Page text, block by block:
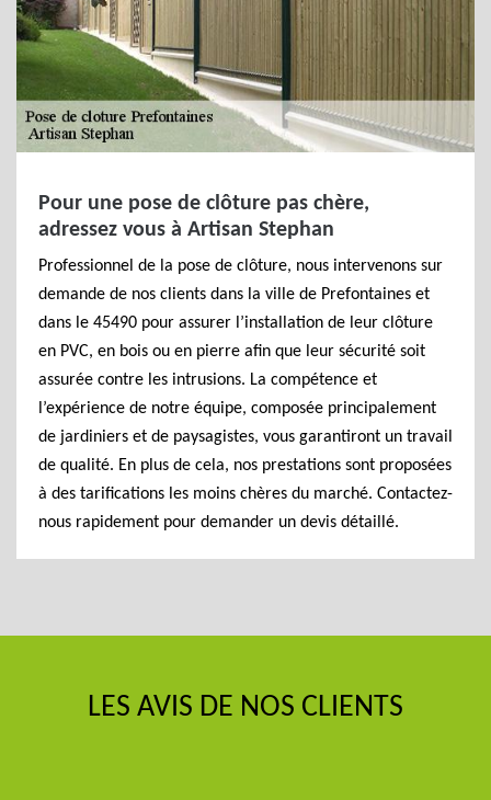
Pour une pose de clôture pas chère,
adressez vous à Artisan Stephan
Professionnel de la pose de clôture, nous intervenons sur
demande de nos clients dans la ville de Prefontaines et
dans le 45490 pour assurer l’installation de leur clôture
en PVC, en bois ou en pierre afin que leur sécurité soit
assurée contre les intrusions. La compétence et
l’expérience de notre équipe, composée principalement
de jardiniers et de paysagistes, vous garantiront un travail
de qualité. En plus de cela, nos prestations sont proposées
à des tarifications les moins chères du marché. Contactez-
nous rapidement pour demander un devis détaillé.
LES AVIS DE NOS CLIENTS